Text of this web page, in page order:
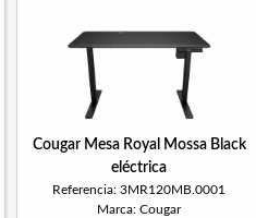
Cougar Mesa Royal Mossa Black
eléctrica
Referencia: 3MR120MB.0001
Marca: Cougar